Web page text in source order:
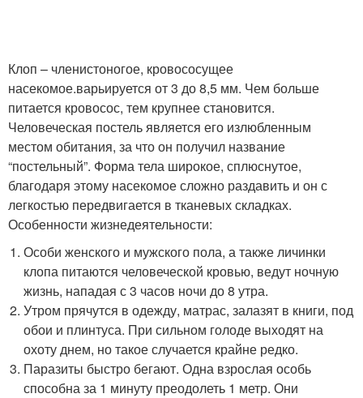
Клоп – членистоногое, кровососущее
насекомое.варьируется от 3 до 8,5 мм. Чем больше
питается кровосос, тем крупнее становится.
Человеческая постель является его излюбленным
местом обитания, за что он получил название
“постельный”. Форма тела широкое, сплюснутое,
благодаря этому насекомое сложно раздавить и он с
легкостью передвигается в тканевых складках.
Особенности жизнедеятельности:
Особи женского и мужского пола, а также личинки
клопа питаются человеческой кровью, ведут ночную
жизнь, нападая с 3 часов ночи до 8 утра.
Утром прячутся в одежду, матрас, залазят в книги, под
обои и плинтуса. При сильном голоде выходят на
охоту днем, но такое случается крайне редко.
Паразиты быстро бегают. Одна взрослая особь
способна за 1 минуту преодолеть 1 метр. Они